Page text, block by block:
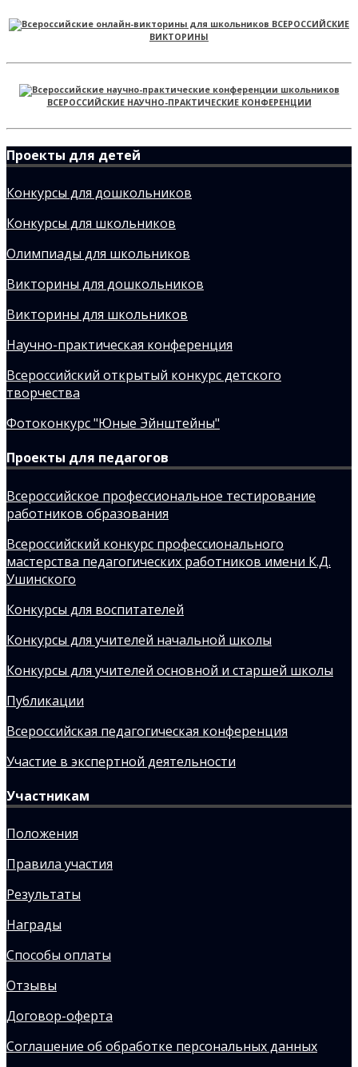
ВСЕРОССИЙСКИЕ
ВИКТОРИНЫ
ВСЕРОССИЙСКИЕ НАУЧНО-ПРАКТИЧЕСКИЕ КОНФЕРЕНЦИИ
Проекты для детей
Конкурсы для дошкольников
Конкурсы для школьников
Олимпиады для школьников
Викторины для дошкольников
Викторины для школьников
Научно-практическая конференция
Всероссийский открытый конкурс детского
творчества
Фотоконкурс "Юные Эйнштейны"
Проекты для педагогов
Всероссийское профессиональное тестирование
работников образования
Всероссийский конкурс профессионального
мастерства педагогических работников имени К.Д.
Ушинского
Конкурсы для воспитателей
Конкурсы для учителей начальной школы
Конкурсы для учителей основной и старшей школы
Публикации
Всероссийская педагогическая конференция
Участие в экспертной деятельности
Участникам
Положения
Правила участия
Результаты
Награды
Способы оплаты
Отзывы
Договор-оферта
Соглашение об обработке персональных данных